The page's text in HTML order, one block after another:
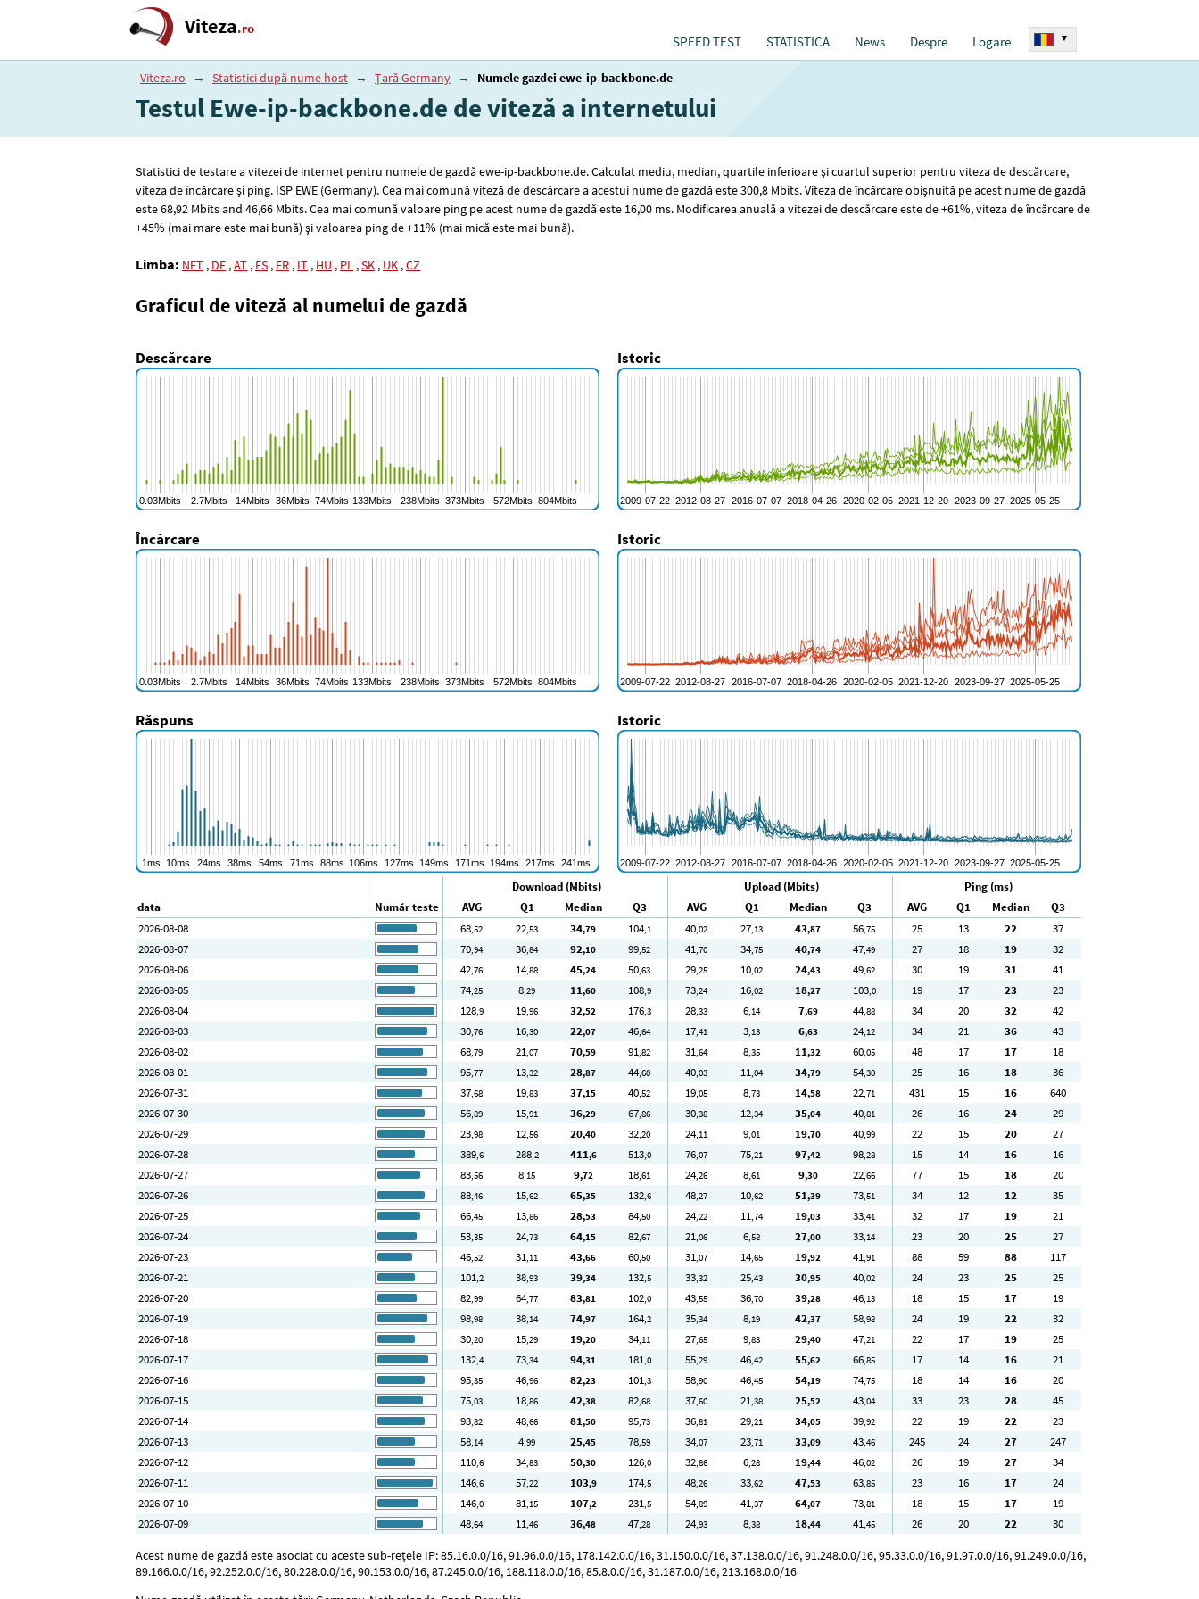
Viteza.ro
SPEED TEST STATISTICA News Despre Logare ▾
Viteza.ro → Statistici după nume host → Țară Germany → Numele gazdei ewe-ip-backbone.de
Testul Ewe-ip-backbone.de de viteză a internetului
Statistici de testare a vitezei de internet pentru numele de gazdă ewe-ip-backbone.de. Calculat mediu, median, quartile inferioare și cuartul superior pentru viteza de descărcare,
viteza de încărcare și ping. ISP EWE (Germany). Cea mai comună viteză de descărcare a acestui nume de gazdă este 300,8 Mbits. Viteza de încărcare obișnuită pe acest nume de gazdă
este 68,92 Mbits and 46,66 Mbits. Cea mai comună valoare ping pe acest nume de gazdă este 16,00 ms. Modificarea anuală a vitezei de descărcare este de +61%, viteza de încărcare de
+45% (mai mare este mai bună) și valoarea ping de +11% (mai mică este mai bună).
Limba: NET , DE ,AT , ES , FR , IT , HU , PL ,SK , UK ,CZ
Graficul de viteză al numelui de gazdă
Descărcare Istoric
Încărcare Istoric
Răspuns Istoric
Download (Mbits) Upload (Mbits)
Ping (ms)
data
Număr teste AVG Q1 Median Q3 AVG Q1 Median Q3 AVG Q1 Median
Q3
2026-08-08
68,52 22,53 34,79 104,1 40,02 27,13 43,87 56,75 25 13 22
37
2026-08-07
70,94 36,84 92,10 99,52 41,70 34,75 40,74 47,49 27 18 19
32
2026-08-06
42,76 14,88 45,24 50,63 29,25 10,02 24,43 49,62 30 19 31
41
2026-08-05
74,25 8,29 11,60 108,9 73,24 16,02 18,27 103,0 19 17 23
23
2026-08-04
128,9 19,96 32,52 176,3 28,33 6,14 7,69 44,88 34 20 32
42
2026-08-03
30,76 16,30 22,07 46,64 17,41 3,13 6,63 24,12 34 21 36
43
2026-08-02
68,79 21,07 70,59 91,82 31,64 8,35 11,32 60,05 48 17 17
18
2026-08-01
95,77 13,32 28,87 44,60 40,03 11,04 34,79 54,30 25 16 18
36
2026-07-31
37,68 19,83 37,15 40,52 19,05 8,73 14,58 22,71 431 15 16
640
2026-07-30
56,89 15,91 36,29 67,86 30,38 12,34 35,04 40,81 26 16 24
29
2026-07-29
23,98 12,56 20,40 32,20 24,11 9,01 19,70 40,99 22 15 20
27
2026-07-28
389,6 288,2 411,6 513,0 76,07 75,21 97,42 98,28 15 14 16
16
2026-07-27
83,56 8,15 9,72 18,61 24,26 8,61 9,30 22,66 77 15 18
20
2026-07-26
88,46 15,62 65,35 132,6 48,27 10,62 51,39 73,51 34 12 12
35
2026-07-25
66,45 13,86 28,53 84,50 24,22 11,74 19,03 33,41 32 17 19
21
2026-07-24
53,35 24,73 64,15 82,67 21,06 6,58 27,00 33,14 23 20 25
27
2026-07-23
46,52 31,11 43,66 60,50 31,07 14,65 19,92 41,91 88 59 88
117
2026-07-21
101,2 38,93 39,34 132,5 33,32 25,43 30,95 40,02 24 23 25
25
2026-07-20
82,99 64,77 83,81 102,0 43,55 36,70 39,28 46,13 18 15 17
19
2026-07-19
98,98 38,14 74,97 164,2 35,34 8,19 42,37 58,98 24 19 22
32
2026-07-18
30,20 15,29 19,20 34,11 27,65 9,83 29,40 47,21 22 17 19
25
2026-07-17
132,4 73,34 94,31 181,0 55,29 46,42 55,62 66,85 17 14 16
21
2026-07-16
95,35 46,96 82,23 101,3 58,90 46,45 54,19 74,75 18 14 16
20
2026-07-15
75,03 18,86 42,38 82,68 37,60 21,38 25,52 43,04 33 23 28
45
2026-07-14
93,82 48,66 81,50 95,73 36,81 29,21 34,05 39,92 22 19 22
23
2026-07-13
58,14 4,99 25,45 78,59 34,07 23,71 33,09 43,46 245 24 27
247
2026-07-12
110,6 34,83 50,30 126,0 32,86 6,28 19,44 46,02 26 19 27
34
2026-07-11
146,6 57,22 103,9 174,5 48,26 33,62 47,53 63,85 23 16 17
24
2026-07-10
146,0 81,15 107,2 231,5 54,89 41,37 64,07 73,81 18 15 17
19
2026-07-09
48,64 11,46 36,48 47,28 24,93 8,38 18,44 41,45 26 20 22 30
Acest nume de gazdă este asociat cu aceste sub-rețele IP: 85.16.0.0/16, 91.96.0.0/16, 178.142.0.0/16, 31.150.0.0/16, 37.138.0.0/16, 91.248.0.0/16, 95.33.0.0/16, 91.97.0.0/16, 91.249.0.0/16,
89.166.0.0/16, 92.252.0.0/16, 80.228.0.0/16, 90.153.0.0/16, 87.245.0.0/16, 188.118.0.0/16, 85.8.0.0/16, 31.187.0.0/16, 213.168.0.0/16